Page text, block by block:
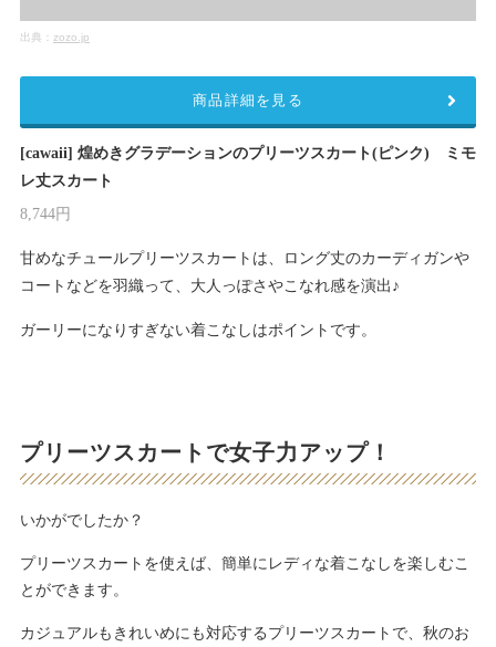
出典： zozo.jp
[cawaii] 煌めきグラデーションのプリーツスカート(ピンク) ミモ
レ丈スカート
8,744円
甘めなチュールプリーツスカートは、ロング丈のカーディガンや
コートなどを羽織って、大人っぽさやこなれ感を演出♪
ガーリーになりすぎない着こなしはポイントです。
商品詳細を見る
プリーツスカートで女子力アップ！
いかがでしたか？
プリーツスカートを使えば、簡単にレディな着こなしを楽しむこ
とができます。
カジュアルもきれいめにも対応するプリーツスカートで、秋のお